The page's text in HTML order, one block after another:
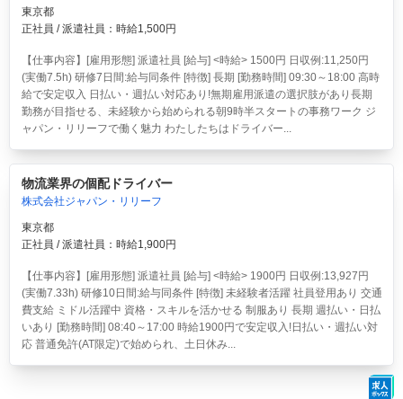
東京都
正社員 / 派遣社員：時給1,500円
【仕事内容】[雇用形態] 派遣社員 [給与] <時給> 1500円 日収例:11,250円
(実働7.5h) 研修7日間:給与同条件 [特徴] 長期 [勤務時間] 09:30～18:00 高時
給で安定収入 日払い・週払い対応あり!無期雇用派遣の選択肢があり長期
勤務が目指せる、未経験から始められる朝9時半スタートの事務ワーク ジ
ャパン・リリーフで働く魅力 わたしたちはドライバー...
物流業界の個配ドライバー
株式会社ジャパン・リリーフ
東京都
正社員 / 派遣社員：時給1,900円
【仕事内容】[雇用形態] 派遣社員 [給与] <時給> 1900円 日収例:13,927円
(実働7.33h) 研修10日間:給与同条件 [特徴] 未経験者活躍 社員登用あり 交通
費支給 ミドル活躍中 資格・スキルを活かせる 制服あり 長期 週払い・日払
いあり [勤務時間] 08:40～17:00 時給1900円で安定収入!日払い・週払い対
応 普通免許(AT限定)で始められ、土日休み...